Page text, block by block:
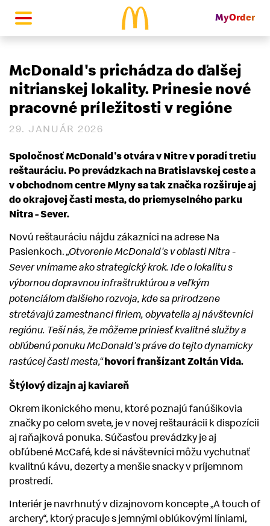
McDonald's Homepage
MyOrder
McDonald's prichádza do ďalšej
nitrianskej lokality. Prinesie nové
pracovné príležitosti v regióne
29. JANUÁR 2026
Spoločnosť McDonald's otvára v Nitre v poradí tretiu
reštauráciu. Po prevádzkach na Bratislavskej ceste a
v obchodnom centre Mlyny sa tak značka rozširuje aj
do okrajovej časti mesta, do priemyselného parku
Nitra - Sever.
Novú reštauráciu nájdu zákazníci na adrese Na
Pasienkoch.„Otvorenie McDonald's v oblasti Nitra -
Sever vnímame ako strategický krok. Ide o lokalitu s
výbornou dopravnou infraštruktúrou a veľkým
potenciálom ďalšieho rozvoja, kde sa prirodzene
stretávajú zamestnanci firiem, obyvatelia aj návštevníci
regiónu. Teší nás, že môžeme priniesť kvalitné služby a
obľúbenú ponuku McDonald's práve do tejto dynamicky
rastúcej časti mesta,“ hovorí franšízant Zoltán Vida.
Štýlový dizajn aj kaviareň
Okrem ikonického menu, ktoré poznajú fanúšikovia
značky po celom svete, je v novej reštaurácii k dispozícii
aj raňajková ponuka. Súčasťou prevádzky je aj
obľúbené McCafé, kde si návštevníci môžu vychutnať
kvalitnú kávu, dezerty a menšie snacky v príjemnom
prostredí.
Interiér je navrhnutý v dizajnovom koncepte „A touch of
archery“, ktorý pracuje s jemnými oblúkovými líniami,